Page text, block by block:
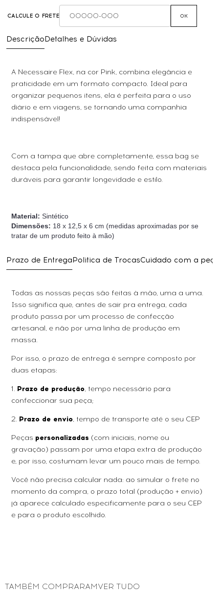
DescriçãoDetalhes e Dúvidas
A Necessaire Flex, na cor Pink, combina elegância e
praticidade em um formato compacto. Ideal para
organizar pequenos itens, ela é perfeita para o uso
diário e em viagens, se tornando uma companhia
indispensável!
Com a tampa que abre completamente, essa bag se
destaca pela funcionalidade, sendo feita com materiais
duráveis para garantir longevidade e estilo.
Material: Sintético
Dimensões: 18 x 12,5 x 6 cm (medidas aproximadas por se
tratar de um produto feito à mão)
Prazo de EntregaPolitica de TrocasCuidado com a
Todas as nossas peças são feitas à mão, uma a uma.
Isso significa que, antes de sair pra entrega, cada
produto passa por um processo de confecção
artesanal, e não por uma linha de produção em
massa.
Por isso, o prazo de entrega é sempre composto por
duas etapas:
1. Prazo de produção, tempo necessário para
confeccionar sua peça;
2. Prazo de envio, tempo de transporte até o seu CEP
Peças personalizadas (com iniciais, nome ou
gravação) passam por uma etapa extra de produção
e, por isso, costumam levar um pouco mais de tempo.
Você não precisa calcular nada: ao simular o frete no
momento da compra, o prazo total (produção + envio)
já aparece calculado especificamente para o seu CEP
e para o produto escolhido.
CALCULE O FRETE OK
TAMBÉM COMPRARAMVER TUDO